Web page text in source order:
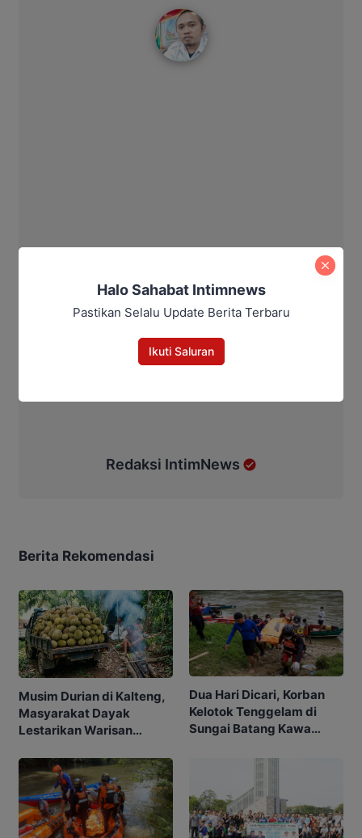
Redaksi IntimNews
Berita Rekomendasi
Musim Durian di Kalteng,
Masyarakat Dayak
Lestarikan Warisan
Sumpat
Dua Hari Dicari, Korban
Kelotok Tenggelam di
Sungai Batang Kawa
Halo Sahabat Intimnews
Pastikan Selalu Update Berita Terbaru
Ikuti Saluran